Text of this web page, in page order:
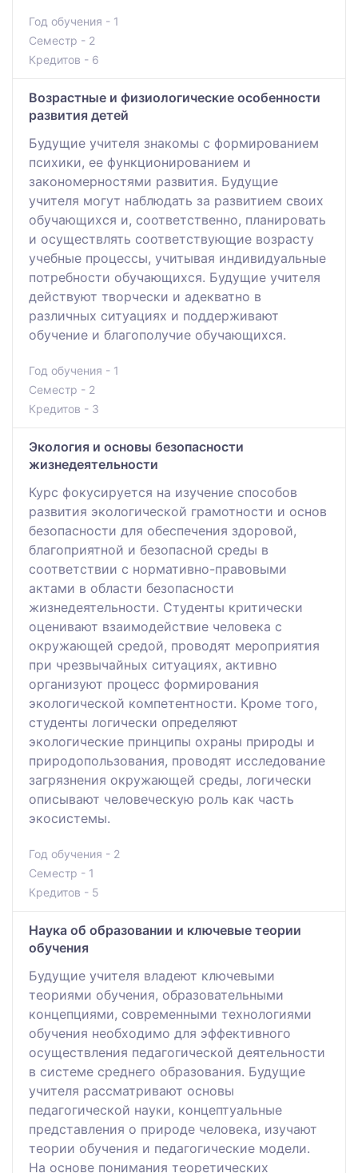
Год обучения - 1
Семестр - 2
Кредитов - 6
Возрастные и физиологические особенности
развития детей
Будущие учителя знакомы с формированием
психики, ее функционированием и
закономерностями развития. Будущие
учителя могут наблюдать за развитием своих
обучающихся и, соответственно, планировать
и осуществлять соответствующие возрасту
учебные процессы, учитывая индивидуальные
потребности обучающихся. Будущие учителя
действуют творчески и адекватно в
различных ситуациях и поддерживают
обучение и благополучие обучающихся.
Год обучения - 1
Семестр - 2
Кредитов - 3
Экология и основы безопасности
жизнедеятельности
Курс фокусируется на изучение способов
развития экологической грамотности и основ
безопасности для обеспечения здоровой,
благоприятной и безопасной среды в
соответствии с нормативно-правовыми
актами в области безопасности
жизнедеятельности. Студенты критически
оценивают взаимодействие человека с
окружающей средой, проводят мероприятия
при чрезвычайных ситуациях, активно
организуют процесс формирования
экологической компетентности. Кроме того,
студенты логически определяют
экологические принципы охраны природы и
природопользования, проводят исследование
загрязнения окружающей среды, логически
описывают человеческую роль как часть
экосистемы.
Год обучения - 2
Семестр - 1
Кредитов - 5
Наука об образовании и ключевые теории
обучения
Будущие учителя владеют ключевыми
теориями обучения, образовательными
концепциями, современными технологиями
обучения необходимо для эффективного
осуществления педагогической деятельности
в системе среднего образования. Будущие
учителя рассматривают основы
педагогической науки, концептуальные
представления о природе человека, изучают
теории обучения и педагогические модели.
На основе понимания теоретических